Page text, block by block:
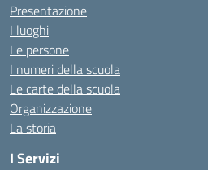
Presentazione
I luoghi
Le persone
I numeri della scuola
Le carte della scuola
Organizzazione
La storia
I Servizi